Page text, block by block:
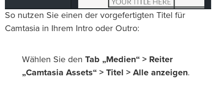
So nutzen Sie einen der vorgefertigten Titel für
Camtasia in Ihrem Intro oder Outro:
Wählen Sie den Tab „Medien“ > Reiter
„Camtasia Assets“ > Titel > Alle anzeigen.